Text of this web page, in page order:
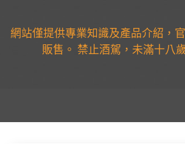
網站僅提供專業知識及產品介紹，
販售。 禁止酒駕，未滿十八